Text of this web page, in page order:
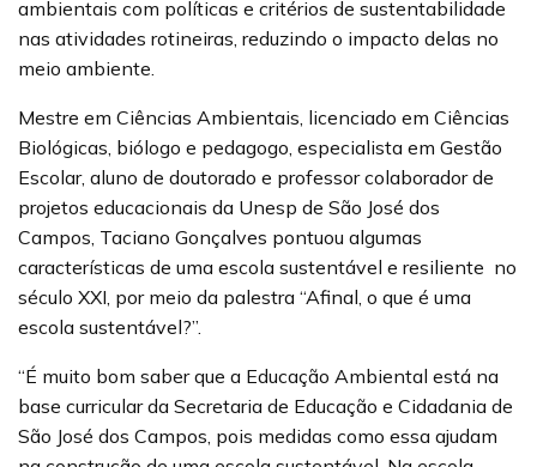
ambientais com políticas e critérios de sustentabilidade
nas atividades rotineiras, reduzindo o impacto delas no
meio ambiente.
Mestre em Ciências Ambientais, licenciado em Ciências
Biológicas, biólogo e pedagogo, especialista em Gestão
Escolar, aluno de doutorado e professor colaborador de
projetos educacionais da Unesp de São José dos
Campos, Taciano Gonçalves pontuou algumas
características de uma escola sustentável e resiliente no
século XXI, por meio da palestra “Afinal, o que é uma
escola sustentável?”.
“É muito bom saber que a Educação Ambiental está na
base curricular da Secretaria de Educação e Cidadania de
São José dos Campos, pois medidas como essa ajudam